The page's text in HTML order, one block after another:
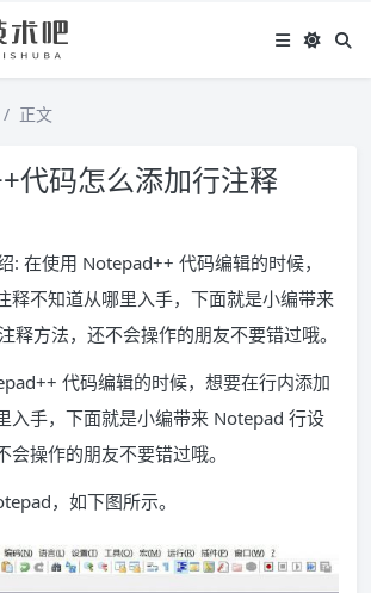
正文
代码怎么添加行注释
: 在使用 Notepad++ 代码编辑的时候，
释不知道从哪里入手，下面就是小编带来
释方法，还不会操作的朋友不要错过哦。
代码编辑的时候，想要在行内添加
入手，下面就是小编带来 Notepad 行设
会操作的朋友不要错过哦。
，如下图所示。